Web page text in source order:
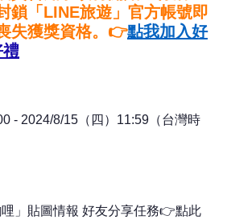
鎖「 LINE旅遊」官方帳號即
失獲獎資格。 👉點我加入好
禮
- 2024/8/15（四）11:59（台灣時
」貼圖情報 好友分享任務👉點此